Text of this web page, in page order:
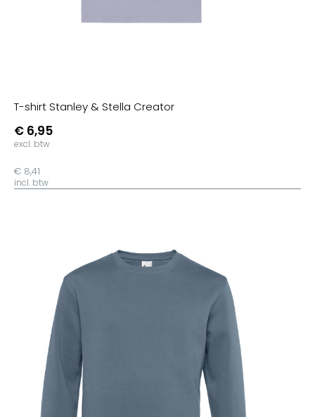
T-shirt Stanley & Stella Creator
€ 6,95
excl. btw
€ 8,41
incl. btw